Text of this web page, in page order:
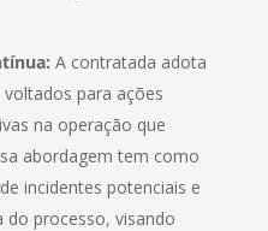
A contratada adota
para ações
na operação que
abordagem tem como
incidentes potenciais e
do processo, visando